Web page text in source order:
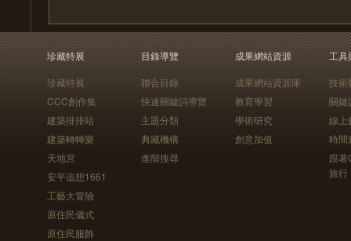
珍藏特展
珍藏特展
CCC創作集
建築排排站
建築轉轉樂
天地宮
安平追想1661
工藝大冒險
原住民儀式
原住民服飾
目錄導覽
聯合目錄
快速關鍵詞導覽
主題分類
典藏機構
進階搜尋
成果網站資源
成果網站資源庫
教育學習
學術研究
創意加值
工具
技術
關鍵
線上
時間
跟
旅行